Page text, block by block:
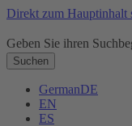
Direkt zum Hauptinhalt
Geben Sie ihren
Suchen
GermanDE
EN
ES